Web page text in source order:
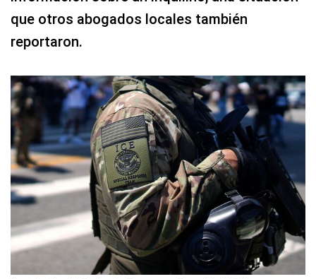
que otros abogados locales también
reportaron.